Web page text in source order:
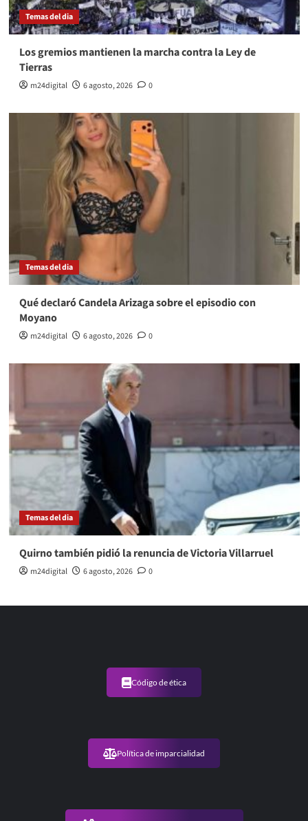
Temas del dia
Los gremios mantienen la marcha contra la Ley de
Tierras
m24digital 6 agosto, 2026 0
Temas del dia
Qué declaró Candela Arizaga sobre el episodio con
Moyano
m24digital 6 agosto, 2026 0
Temas del dia
Quirno también pidió la renuncia de Victoria Villarruel
m24digital 6 agosto, 2026 0
Código de ética
Política de imparcialidad